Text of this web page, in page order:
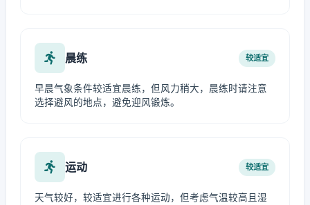
晨练 较适宜
早晨气象条件较适宜晨练，但风力稍大，晨练时请注意
选择避风的地点，避免迎风锻炼。
运动 较适宜
天气较好，较适宜进行各种运动，但考虑气温较高且湿